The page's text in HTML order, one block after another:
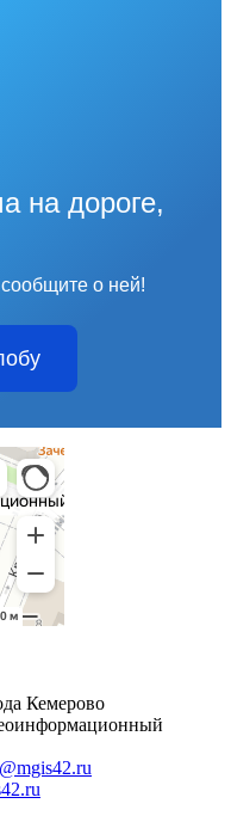
на дороге,
о ней!
Кемерово